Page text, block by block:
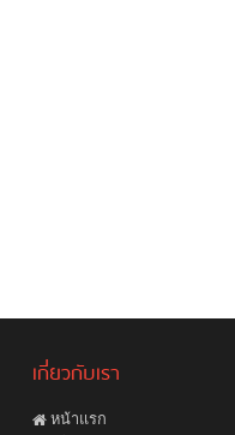
เกี่ยวกับเรา
หน้าแรก